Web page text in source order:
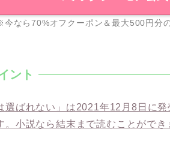
今なら70%オフクーポン＆最大500円分
選ばれない」は2021年12月8日に
。小説なら結末まで読むことができ